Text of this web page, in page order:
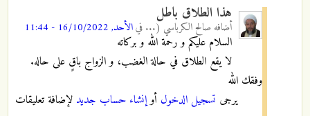
هذا الطلاق باطل
أضافه صالح الكرباسي (... فيالأحد, 16/10/2022 - 11:44
السلام عليكم و رحمة الله و بركاته
لا يقع الطلاق في حالة الغضب، و الزواج باقٍ على حاله.
وفقك الله
يرجى تسجيل الدخول أوإنشاء حساب جديد لإضافة تعليقات